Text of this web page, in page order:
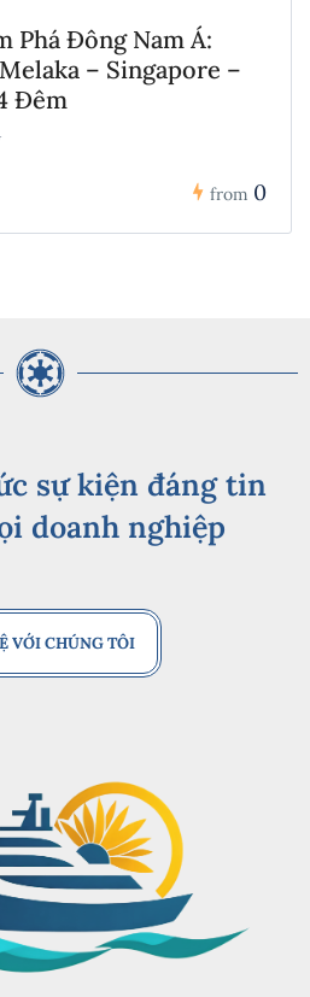
Phá Đông Nam Á:
– Singapore –
Đêm
from 0
sự kiện đáng tin
doanh nghiệp
VỚI CHÚNG TÔI